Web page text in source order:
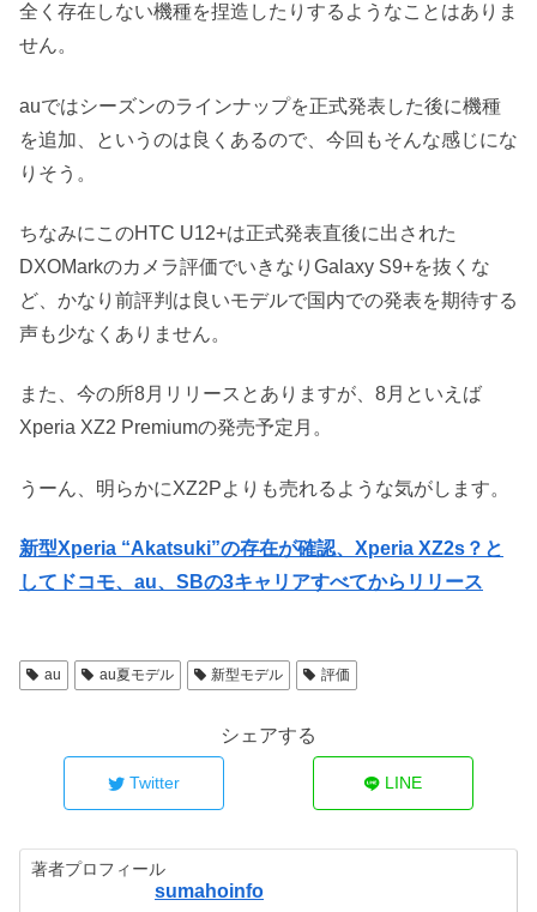
全く存在しない機種を捏造したりするようなことはありま
せん。
auではシーズンのラインナップを正式発表した後に機種
を追加、というのは良くあるので、今回もそんな感じにな
りそう。
ちなみにこのHTC U12+は正式発表直後に出された
DXOMarkのカメラ評価でいきなりGalaxy S9+を抜くな
ど、かなり前評判は良いモデルで国内での発表を期待する
声も少なくありません。
また、今の所8月リリースとありますが、8月といえば
Xperia XZ2 Premiumの発売予定月。
うーん、明らかにXZ2Pよりも売れるような気がします。
新型Xperia “Akatsuki”の存在が確認、Xperia XZ2s？と
してドコモ、au、SBの3キャリアすべてからリリース
au au夏モデル 新型モデル 評価
シェアする
Twitter LINE
著者プロフィール
sumahoinfo